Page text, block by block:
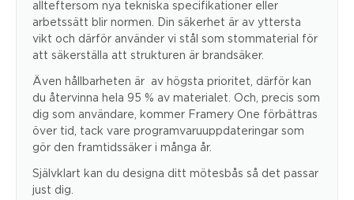
allteftersom nya tekniska specifikationer eller
arbetssätt blir normen. Din säkerhet är av yttersta
vikt och därför använder vi stål som stommaterial för
att säkerställa att strukturen är brandsäker.
Även hållbarheten är av högsta prioritet, därför kan
du återvinna hela 95 % av materialet. Och, precis som
dig som användare, kommer Framery One förbättras
över tid, tack vare programvaruuppdateringar som
gör den framtidssäker i många år.
Självklart kan du designa ditt mötesbås så det passar
just dig.